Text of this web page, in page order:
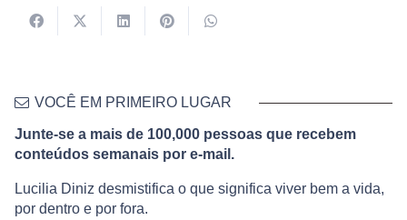
VOCÊ EM PRIMEIRO LUGAR
Junte-se a mais de 100,000 pessoas que recebem
conteúdos semanais por e-mail.
Lucilia Diniz desmistifica o que significa viver bem a vida,
por dentro e por fora.